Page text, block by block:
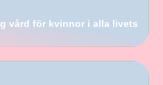
vård för kvinnor i alla livets